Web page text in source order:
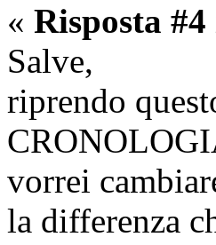
« Risposta
Salve,
riprendo
vorrei
la differenza